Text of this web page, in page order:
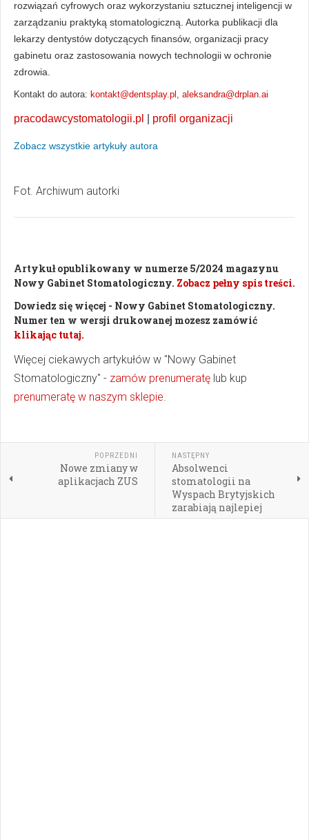
rozwiązań cyfrowych oraz wykorzystaniu sztucznej inteligencji w
zarządzaniu praktyką stomatologiczną. Autorka publikacji dla
lekarzy dentystów dotyczących finansów, organizacji pracy
gabinetu oraz zastosowania nowych technologii w ochronie
zdrowia.
Kontakt do autora: kontakt@dentsplay.pl aleksandra@drplan.ai
pracodawcystomatologii.pl profil organizacji
Zobacz wszystkie artykuły autora
Fot. Archiwum autorki
Artykuł opublikowany w numerze 5/2024 magazynu
Nowy Gabinet Stomatologiczny. Zobacz pełny spis treści.
Dowiedz się więcej - Nowy Gabinet Stomatologiczny.
Numer ten w wersji drukowanej mozesz zamówić
klikając tutaj.
Więcej ciekawych artykułów w "Nowy Gabinet
Stomatologiczny" - zamów prenumeratę lub kup
prenumeratę w naszym sklepie
POPRZEDNI
Nowe zmiany w
aplikacjach ZUS
NASTĘPNY
Absolwenci
stomatologii na
Wyspach Brytyjskich
zarabiają najlepiej